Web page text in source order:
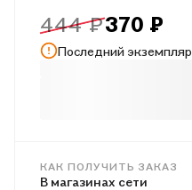
444 ₽370 ₽
Последний экземпляр
КАК ПОЛУЧИТЬ ЗАКАЗ
В магазинах сети